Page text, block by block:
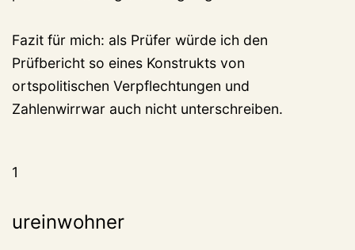
Fazit für mich: als Prüfer würde ich den
Prüfbericht so eines Konstrukts von
ortspolitischen Verpflechtungen und
Zahlenwirrwar auch nicht unterschreiben.
1
ureinwohner